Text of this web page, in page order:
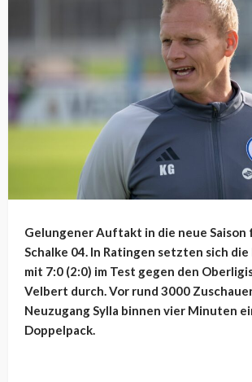
Gelungener Auftakt in die neue Saison
Schalke 04. In Ratingen setzten sich
mit 7:0 (2:0) im Test gegen den
Velbert durch. Vor rund 3000
Neuzugang Sylla binnen vier Minuten
Doppelpack.